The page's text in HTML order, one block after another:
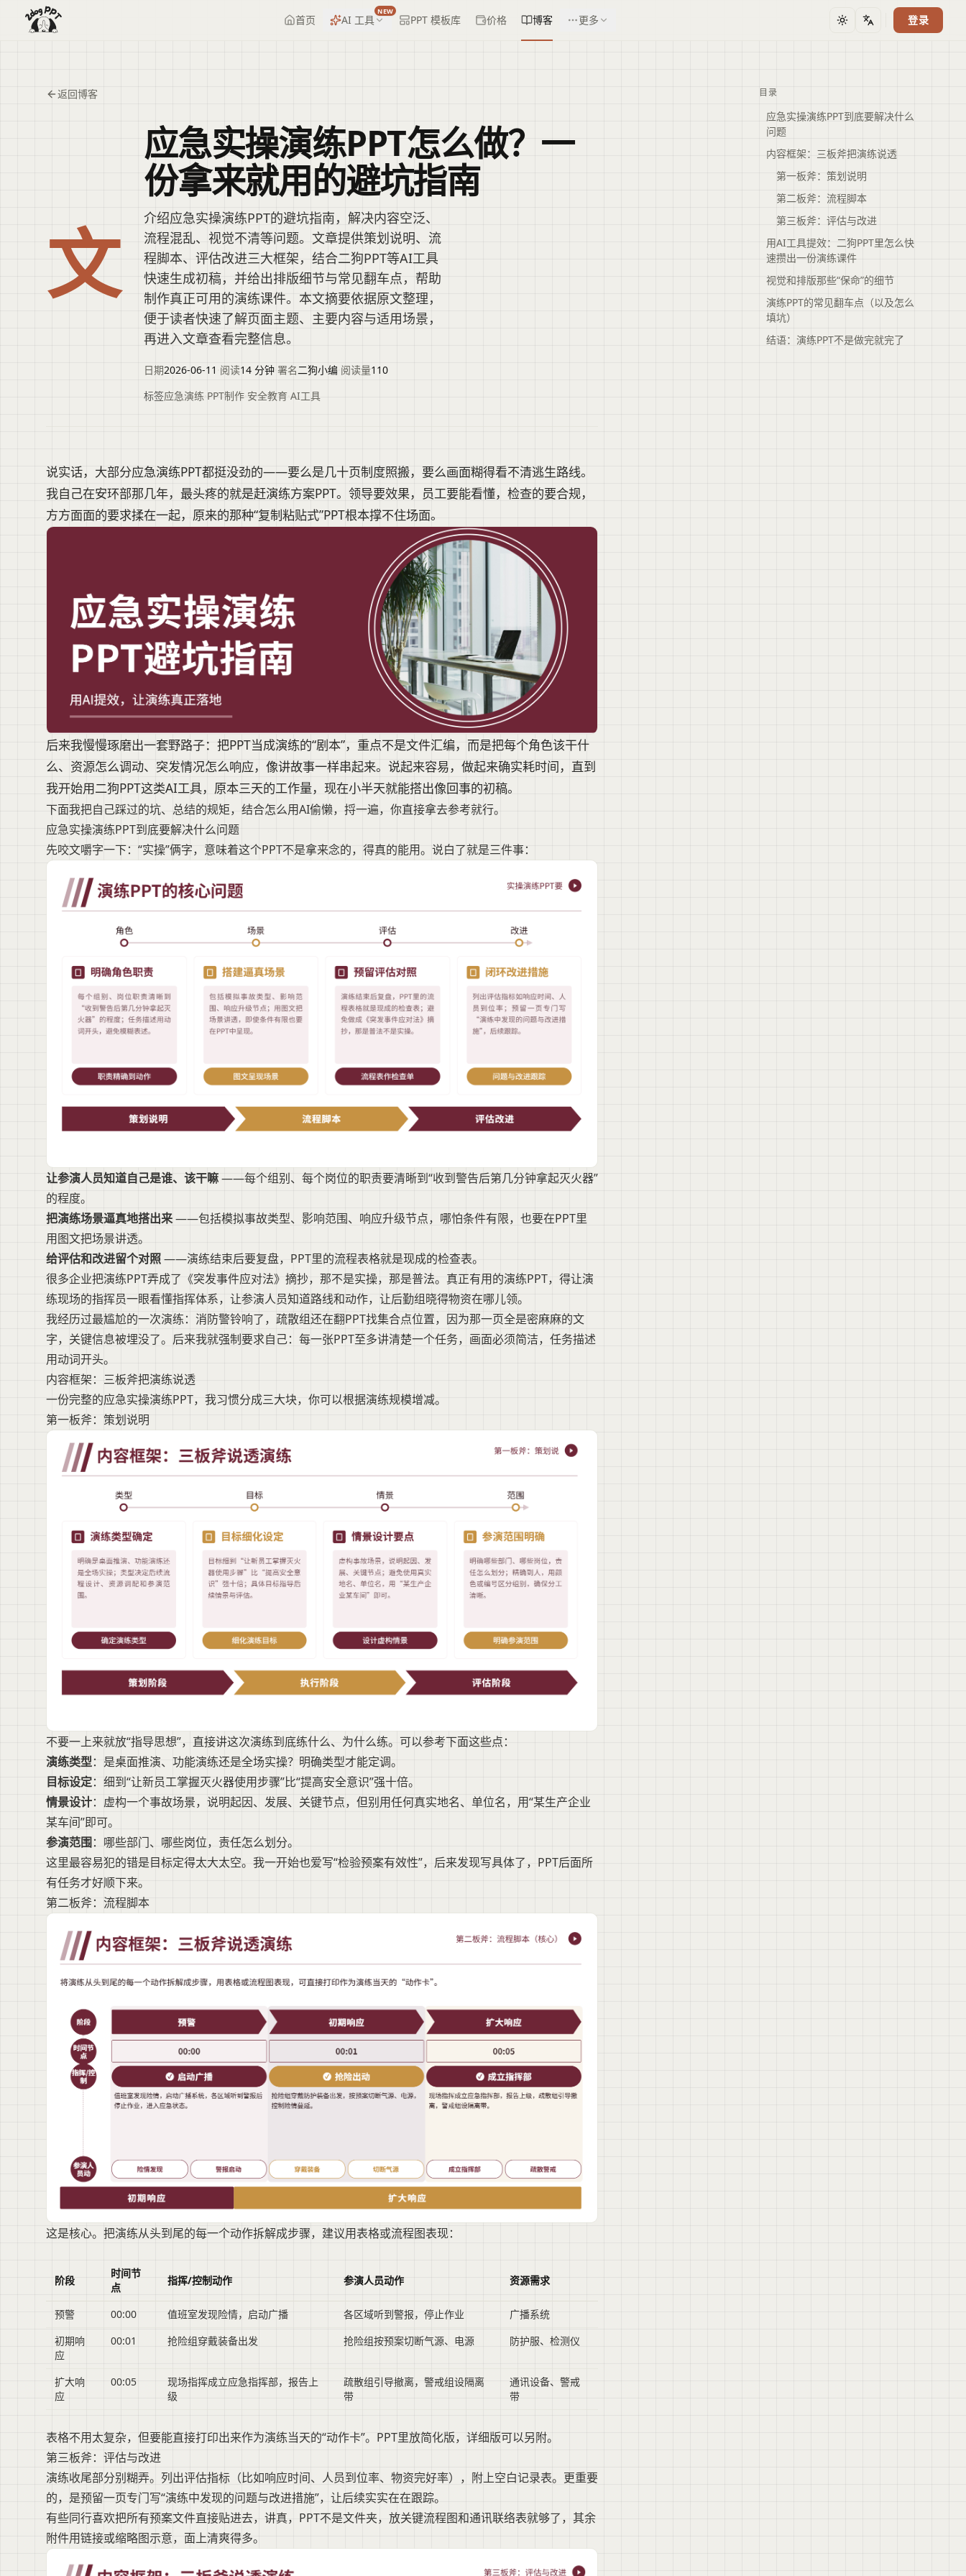
首页 AI 工具
NEW
PPT 模板库 价格 博客 更多 主题 语言 登录
返回博客
文
应急实操演练PPT怎么做？一
份拿来就用的避坑指南
介绍应急实操演练PPT的避坑指南，解决内容空泛、
流程混乱、视觉不清等问题。文章提供策划说明、流
程脚本、评估改进三大框架，结合二狗PPT等AI工具
快速生成初稿，并给出排版细节与常见翻车点，帮助
制作真正可用的演练课件。本文摘要依据原文整理，
便于读者快速了解页面主题、主要内容与适用场景，
再进入文章查看完整信息。
日期2026-06-11 阅读14 分钟 署名二狗小编 阅读量110
标签应急演练 PPT制作 安全教育 AI工具
说实话，大部分应急演练PPT都挺没劲的——要么是几十页制度照搬，要么画面糊得看不清逃生路线。
我自己在安环部那几年，最头疼的就是赶演练方案PPT。领导要效果，员工要能看懂，检查的要合规，
方方面面的要求揉在一起，原来的那种“复制粘贴式”PPT根本撑不住场面。
后来我慢慢琢磨出一套野路子：把PPT当成演练的“剧本”，重点不是文件汇编，而是把每个角色该干什
么、资源怎么调动、突发情况怎么响应，像讲故事一样串起来。说起来容易，做起来确实耗时间，直到
我开始用二狗PPT这类AI工具，原本三天的工作量，现在小半天就能搭出像回事的初稿。
下面我把自己踩过的坑、总结的规矩，结合怎么用AI偷懒，捋一遍，你直接拿去参考就行。
应急实操演练PPT到底要解决什么问题
先咬文嚼字一下：“实操”俩字，意味着这个PPT不是拿来念的，得真的能用。说白了就是三件事：
让参演人员知道自己是谁、该干嘛——每个组别、每个岗位的职责要清晰到“收到警告后第几分钟拿起灭火器”
的程度。
把演练场景逼真地搭出来——包括模拟事故类型、影响范围、响应升级节点，哪怕条件有限，也要在PPT里
用图文把场景讲透。
给评估和改进留个对照——演练结束后要复盘，PPT里的流程表格就是现成的检查表。
很多企业把演练PPT弄成了《突发事件应对法》摘抄，那不是实操，那是普法。真正有用的演练PPT，得让演
练现场的指挥员一眼看懂指挥体系，让参演人员知道路线和动作，让后勤组晓得物资在哪儿领。
我经历过最尴尬的一次演练：消防警铃响了，疏散组还在翻PPT找集合点位置，因为那一页全是密麻麻的文
字，关键信息被埋没了。后来我就强制要求自己：每一张PPT至多讲清楚一个任务，画面必须简洁，任务描述
用动词开头。
内容框架：三板斧把演练说透
一份完整的应急实操演练PPT，我习惯分成三大块，你可以根据演练规模增减。
第一板斧：策划说明
不要一上来就放“指导思想”，直接讲这次演练到底练什么、为什么练。可以参考下面这些点：
演练类型：是桌面推演、功能演练还是全场实操？明确类型才能定调。
目标设定：细到“让新员工掌握灭火器使用步骤”比“提高安全意识”强十倍。
情景设计：虚构一个事故场景，说明起因、发展、关键节点，但别用任何真实地名、单位名，用“某生产企业
某车间”即可。
参演范围：哪些部门、哪些岗位，责任怎么划分。
这里最容易犯的错是目标定得太大太空。我一开始也爱写“检验预案有效性”，后来发现写具体了，PPT后面所
有任务才好顺下来。
第二板斧：流程脚本
这是核心。把演练从头到尾的每一个动作拆解成步骤，建议用表格或流程图表现：
阶段
时间节
点
指挥/控制动作 参演人员动作 资源需求
预警 00:00 值班室发现险情，启动广播 各区域听到警报，停止作业
广播系统
初期响
应
00:01 抢险组穿戴装备出发 抢险组按预案切断气源、电源 防护服、检测仪
扩大响
应
00:05
现场指挥成立应急指挥部，报告上
级
疏散组引导撤离，警戒组设隔离
带
通讯设备、警戒
带
表格不用太复杂，但要能直接打印出来作为演练当天的“动作卡”。PPT里放简化版，详细版可以另附。
第三板斧：评估与改进
演练收尾部分别糊弄。列出评估指标（比如响应时间、人员到位率、物资完好率），附上空白记录表。更重要
的，是预留一页专门写“演练中发现的问题与改进措施”，让后续实实在在跟踪。
有些同行喜欢把所有预案文件直接贴进去，讲真，PPT不是文件夹，放关键流程图和通讯联络表就够了，其余
附件用链接或缩略图示意，面上清爽得多。
目录
应急实操演练PPT到底要解决什么
问题
内容框架：三板斧把演练说透
第一板斧：策划说明
第二板斧：流程脚本
第三板斧：评估与改进
用AI工具提效：二狗PPT里怎么快
速攒出一份演练课件
视觉和排版那些“保命”的细节
演练PPT的常见翻车点（以及怎么
填坑）
结语：演练PPT不是做完就完了